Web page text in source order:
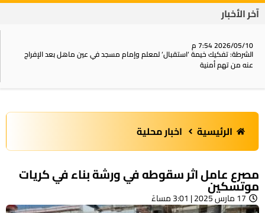
آخر الأخبار
2026/05/10 7:54 م
الشرطة: تفكيك خيمة ‘استقبال‘ لمعلم وإمام مسجد في عين ماهل بعد الإفراج
عنه من تهم أمنية
الرئيسية اخبار محلية
مصرع عامل اثر سقوطه في ورشة بناء في كريات
موتسكين
17 مارس 2025 | 3:01 مساءً